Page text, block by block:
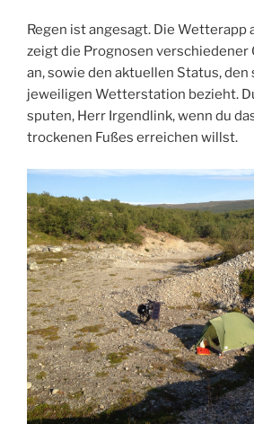
Regen ist angesagt. Die Wetterapp
zeigt die Prognosen verschiedener
an, sowie den aktuellen Status, den
jeweiligen Wetterstation bezieht.
sputen, Herr Irgendlink, wenn du
trockenen Fußes erreichen willst.